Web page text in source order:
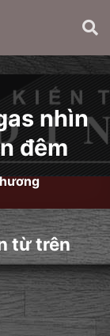
nhìn
đêm
từ trên